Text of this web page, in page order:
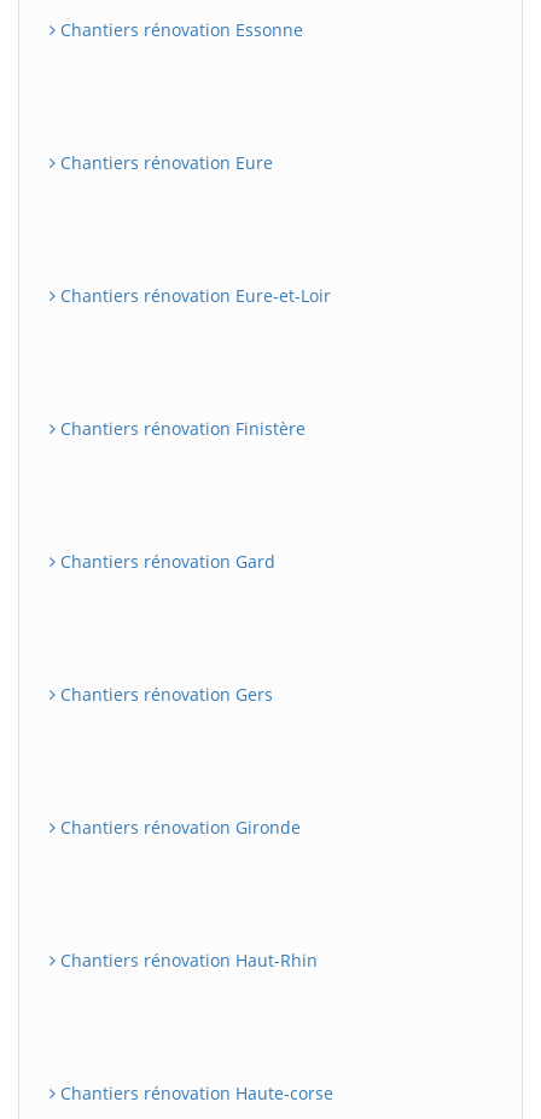
Chantiers rénovation Essonne
Chantiers rénovation Eure
Chantiers rénovation Eure-et-Loir
Chantiers rénovation Finistère
Chantiers rénovation Gard
Chantiers rénovation Gers
Chantiers rénovation Gironde
Chantiers rénovation Haut-Rhin
Chantiers rénovation Haute-corse